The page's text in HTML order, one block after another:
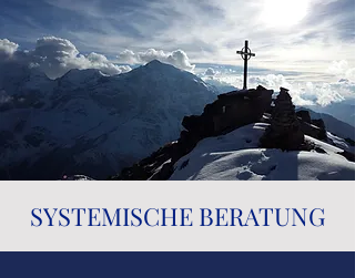
SYSTEMISCHE BERATUNG